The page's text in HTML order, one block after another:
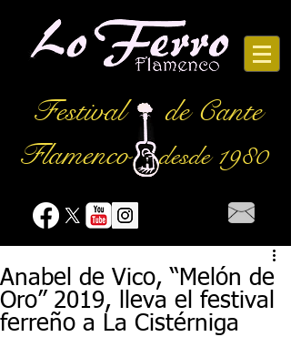
Festival
de Cante
Flamencodesde 1980
Anabel de Vico, “Melón de
Oro” 2019, lleva el festival
ferreño a La Cistérniga